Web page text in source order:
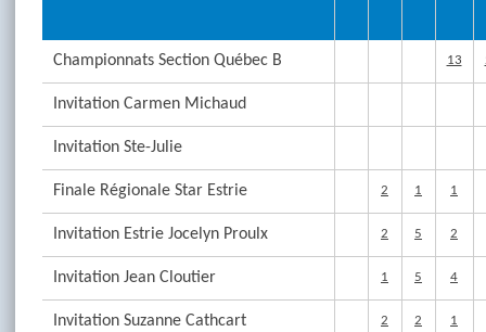
Championnats Section Québec B 13
Invitation Carmen Michaud
Invitation Ste-Julie
Finale Régionale Star Estrie 2 1 1
Invitation Estrie Jocelyn Proulx 2 5 2
Invitation Jean Cloutier 1 5 4
Invitation Suzanne Cathcart 2 2 1